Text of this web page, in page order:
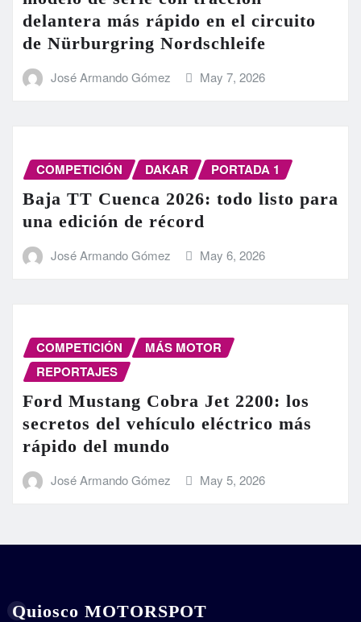
delantera más rápido en el circuito
de Nürburgring Nordschleife
José Armando Gómez May 7, 2026
COMPETICIÓN DAKAR PORTADA 1
Baja TT Cuenca 2026: todo listo para
una edición de récord
José Armando Gómez May 6, 2026
COMPETICIÓN
MÁS MOTOR
REPORTAJES
Ford Mustang Cobra Jet 2200: los
secretos del vehículo eléctrico más
rápido del mundo
José Armando Gómez May 5, 2026
Quiosco MOTORSPOT